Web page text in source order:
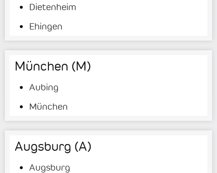
Dietenheim
Ehingen
München (M)
Aubing
München
Augsburg (A)
Augsburg